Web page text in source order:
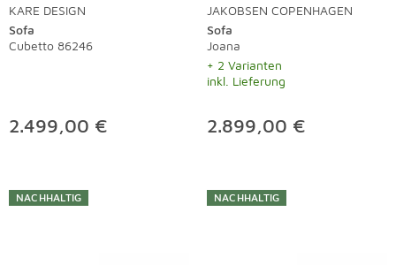
KARE DESIGN
Sofa
Cubetto 86246
2.499,00 €
JAKOBSEN COPENHAGEN
Sofa
Joana
+ 2 Varianten
inkl. Lieferung
2.899,00 €
NACHHALTIG NACHHALTIG